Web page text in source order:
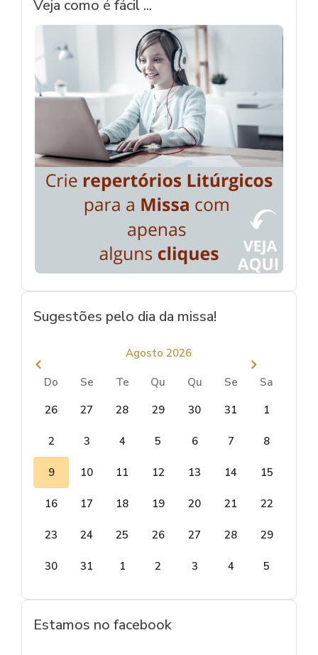
Veja como é fácil ...
Sugestões pelo dia da missa!
Agosto 2026
Do Se Te Qu Qu Se
Sa
26
27 28 29 30 31 1
2 3 4 5 6 7 8
9 10 11 12 13 14 15
16 17 18 19 20 21 22
23 24 25 26 27 28 29
30 31 1 2 3 4 5
Estamos no facebook